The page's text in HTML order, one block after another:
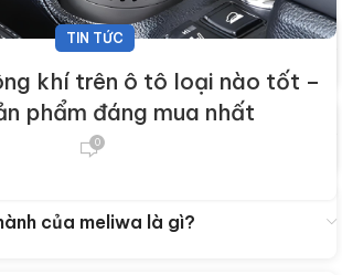
TIN TỨC
khí trên ô tô loại nào tốt –
phẩm đáng mua nhất
0
hàng trên Website của meliwa?
của meliwa là gì?